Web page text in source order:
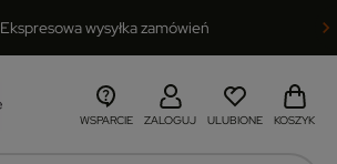
Ekspresowa wysyłka zamówień
WSPARCIE ZALOGUJ ULUBIONE KOSZYK